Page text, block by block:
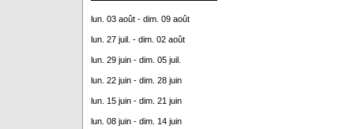
lun. 03 août - dim. 09 août
lun. 27 juil. - dim. 02 août
lun. 29 juin - dim. 05 juil.
lun. 22 juin - dim. 28 juin
lun. 15 juin - dim. 21 juin
lun. 08 juin - dim. 14 juin